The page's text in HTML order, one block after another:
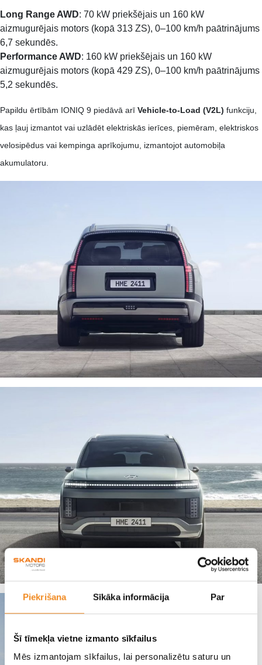
Piekrišana Sīkāka informācija Par
Šī tīmekļa vietne izmanto sīkfailus
Mēs izmantojam sīkfailus, lai personalizētu saturu un
Long Range AWD: 70 kW priekšējais un 160 kW
aizmugurējais motors (kopā 313 ZS), 0–100 km/h paātrinājums
6,7 sekundēs.​
Performance AWD: 160 kW priekšējais un 160 kW
aizmugurējais motors (kopā 429 ZS), 0–100 km/h paātrinājums
5,2 sekundēs. ​
Papildu ērtībām IONIQ 9 piedāvā arī Vehicle-to-Load (V2L) funkciju,
kas ļauj izmantot vai uzlādēt elektriskās ierīces, piemēram, elektriskos
velosipēdus vai kempinga aprīkojumu, izmantojot automobiļa
akumulatoru. ​